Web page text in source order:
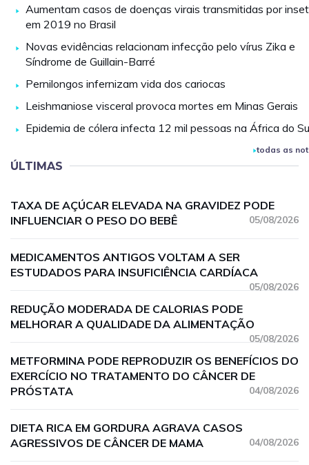
Aumentam casos de doenças virais transmitidas por
em 2019 no Brasil
Novas evidências relacionam infecção pelo vírus Zika e
Síndrome de Guillain-Barré
Pernilongos infernizam vida dos cariocas
Leishmaniose visceral provoca mortes em Minas Gerais
Epidemia de cólera infecta 12 mil pessoas na África do
todas as
ÚLTIMAS
TAXA DE AÇÚCAR ELEVADA NA GRAVIDEZ PODE
INFLUENCIAR O PESO DO BEBÊ
05/08/2026
MEDICAMENTOS ANTIGOS VOLTAM A SER
ESTUDADOS PARA INSUFICIÊNCIA CARDÍACA
05/08/2026
REDUÇÃO MODERADA DE CALORIAS PODE
MELHORAR A QUALIDADE DA ALIMENTAÇÃO
05/08/2026
METFORMINA PODE REPRODUZIR OS BENEFÍCIOS DO
EXERCÍCIO NO TRATAMENTO DO CÂNCER DE
PRÓSTATA
04/08/2026
DIETA RICA EM GORDURA AGRAVA CASOS
AGRESSIVOS DE CÂNCER DE MAMA
04/08/2026